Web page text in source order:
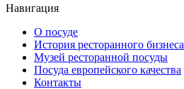
Навигация
О посуде
История ресторанного бизнеса
Музей ресторанной посуды
Посуда европейского качества
Контакты